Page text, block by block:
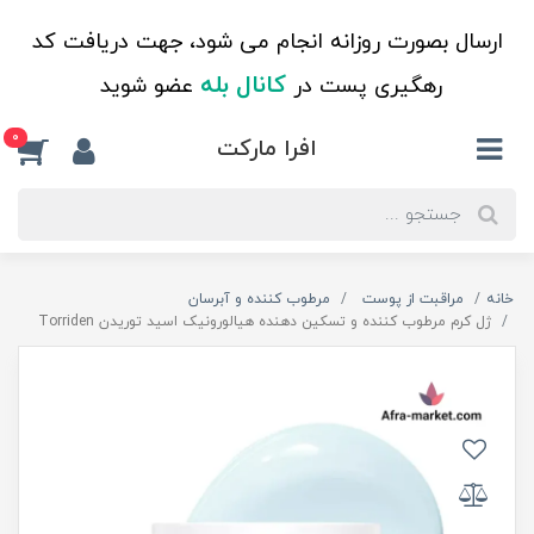
ارسال بصورت روزانه انجام می شود، جهت دریافت کد
رهگیری پست درکانال بله عضو شوید
افرا مارکت 0
خانه مراقبت از پوست
مرطوب کننده و آبرسان
ژل کرم مرطوب کننده و تسکین دهنده هیالورونیک اسید توریدن Torriden